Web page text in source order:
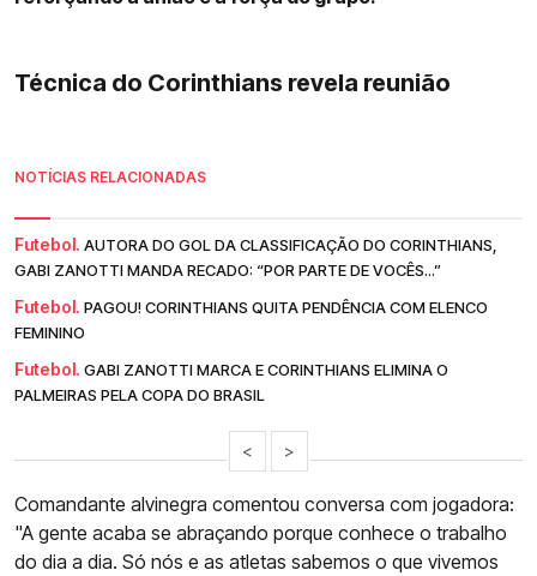
Técnica do Corinthians revela reunião
NOTÍCIAS RELACIONADAS
Futebol. AUTORA DO GOL DA CLASSIFICAÇÃO DO CORINTHIANS,
GABI ZANOTTI MANDA RECADO: “POR PARTE DE VOCÊS...”
Futebol. PAGOU! CORINTHIANS QUITA PENDÊNCIA COM ELENCO
FEMININO
Futebol. GABI ZANOTTI MARCA E CORINTHIANS ELIMINA O
PALMEIRAS PELA COPA DO BRASIL
< >
Comandante alvinegra comentou conversa com jogadora:
"A gente acaba se abraçando porque conhece o trabalho
do dia a dia. Só nós e as atletas sabemos o que vivemos